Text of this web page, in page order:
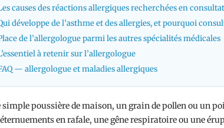
causes des réactions allergiques recherchées en
développe de l’asthme et des allergies, et pourquoi
de l’allergologue parmi les autres spécialités médicales
à retenir sur l’allergologue
— allergologue et maladies allergiques
simple poussière de maison, un grain de pollen ou un
en rafale, une gêne respiratoire ou une